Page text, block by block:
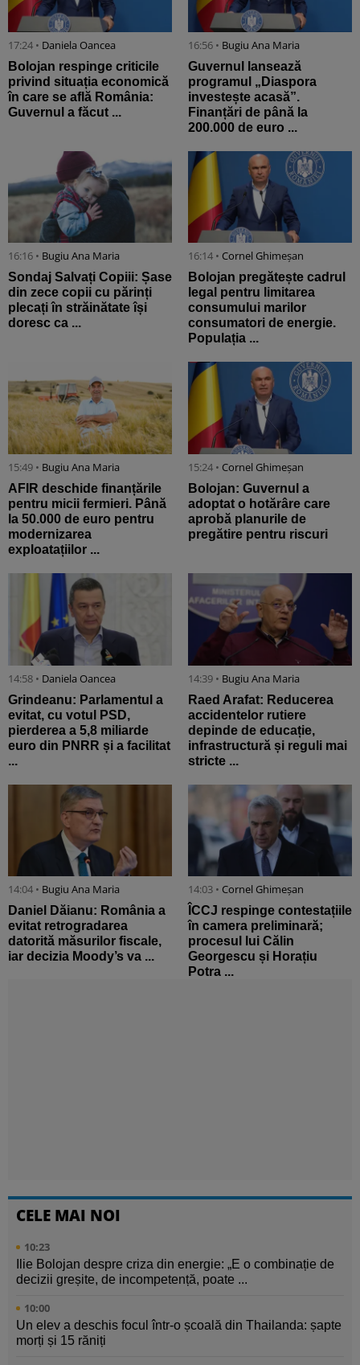
17:24 • Daniela Oancea
Bolojan respinge criticile
privind situația economică
în care se află România:
Guvernul a făcut ...
16:56 • Bugiu ⁠Ana Maria
Guvernul lansează
programul „Diaspora
investește acasă”.
Finanțări de până la
200.000 de euro ...
16:16 • Bugiu ⁠Ana Maria
Sondaj Salvați Copiii: Șase
din zece copii cu părinți
plecați în străinătate își
doresc ca ...
16:14 • Cornel Ghimeșan
Bolojan pregătește cadrul
legal pentru limitarea
consumului marilor
consumatori de energie.
Populația ...
15:49 • Bugiu ⁠Ana Maria
AFIR deschide finanțările
pentru micii fermieri. Până
la 50.000 de euro pentru
modernizarea
exploatațiilor ...
15:24 • Cornel Ghimeșan
Bolojan: Guvernul a
adoptat o hotărâre care
aprobă planurile de
pregătire pentru riscuri
14:58 • Daniela Oancea
Grindeanu: Parlamentul a
evitat, cu votul PSD,
pierderea a 5,8 miliarde
euro din PNRR și a facilitat
...
14:39 • Bugiu ⁠Ana Maria
Raed Arafat: Reducerea
accidentelor rutiere
depinde de educație,
infrastructură și reguli mai
stricte ...
14:04 • Bugiu ⁠Ana Maria
Daniel Dăianu: România a
evitat retrogradarea
datorită măsurilor fiscale,
iar decizia Moody’s va ...
14:03 • Cornel Ghimeșan
ÎCCJ respinge contestațiile
în camera preliminară;
procesul lui Călin
Georgescu și Horațiu
Potra ...
CELE MAI NOI
10:23
Ilie Bolojan despre criza din energie: „E o combinație de
decizii greșite, de incompetență, poate ...
10:00
Un elev a deschis focul într-o școală din Thailanda: șapte
morți și 15 răniți